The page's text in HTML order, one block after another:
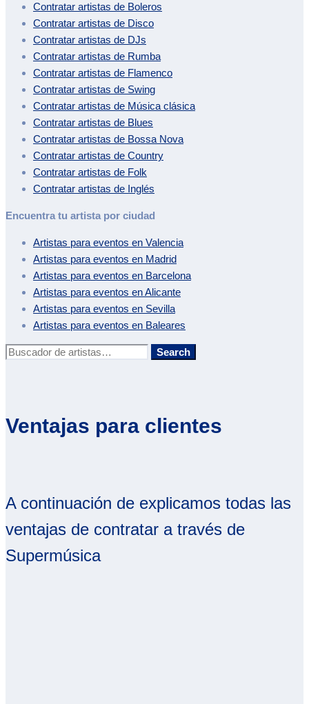
Contratar artistas de Boleros
Contratar artistas de Disco
Contratar artistas de DJs
Contratar artistas de Rumba
Contratar artistas de Flamenco
Contratar artistas de Swing
Contratar artistas de Música clásica
Contratar artistas de Blues
Contratar artistas de Bossa Nova
Contratar artistas de Country
Contratar artistas de Folk
Contratar artistas de Inglés
Encuentra tu artista por ciudad
Artistas para eventos en Valencia
Artistas para eventos en Madrid
Artistas para eventos en Barcelona
Artistas para eventos enAlicante
Artistas para eventos en Sevilla
Artistas para eventos en Baleares
Buscar: Search
Ventajas para clientes
A continuación de explicamos todas las
ventajas de contratar a través de
Supermúsica